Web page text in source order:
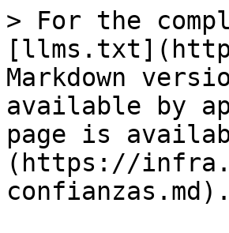
> For the
Markdown
available by
page is
(https://
confianzas.md).